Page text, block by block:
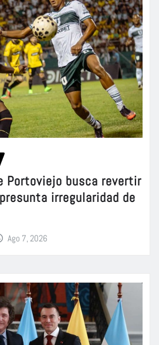
Portoviejo busca revertir
irregularidad de
Ago 7, 2026